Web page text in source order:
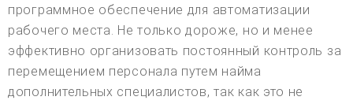
программное обеспечение для автоматизации
рабочего места. Не только дороже, но и менее
эффективно организовать постоянный контроль за
перемещением персонала путем найма
дополнительных специалистов, так как это не